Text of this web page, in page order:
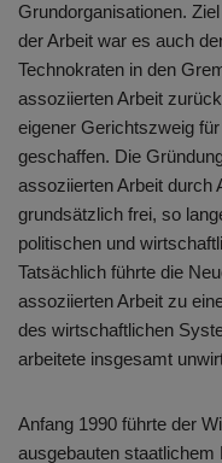
Grundorganisationen.
der Arbeit war es auch
Technokraten in den
assoziierten Arbeit
eigener Gerichtszweig
geschaffen. Die
assoziierten Arbeit durch
grundsätzlich frei, so
politischen und
Tatsächlich führte die
assoziierten Arbeit zu
des wirtschaftlichen
arbeitete insgesamt
Anfang 1990 führte der
ausgebauten